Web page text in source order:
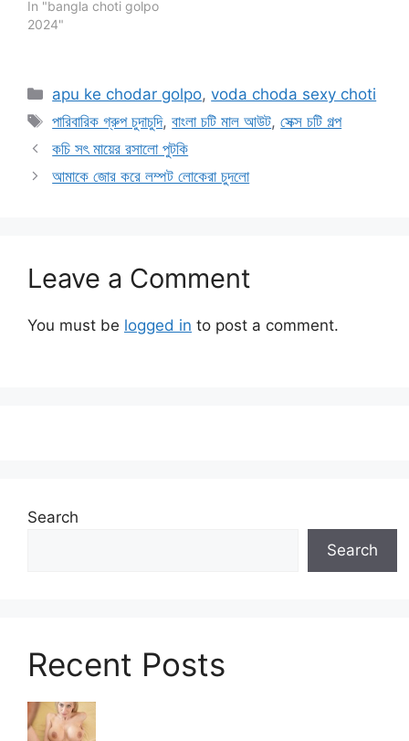
In "bangla choti golpo
2024"
Categories
apu ke chodar golpo,voda choda sexy choti
Tags
পারিবারিক গ্রুপ চুদাচুদি,বাংলা চটি মাল আউট,সেক্স চটি গল্প
কচি সৎ মায়ের রসালো পুটকি
আমাকে জোর করে লম্পট লোকেরা চুদলো
Leave a Comment
You must be logged in to post a comment.
Search
Search
Recent Posts